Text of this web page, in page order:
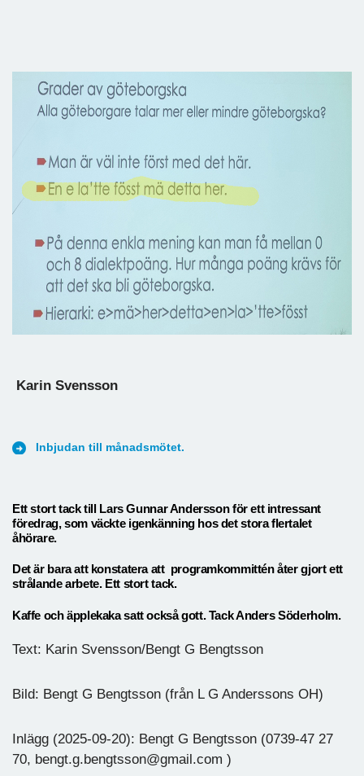
Karin Svensson
Inbjudan till månadsmötet.
Ett stort tack till Lars Gunnar Andersson för ett intressant
föredrag, som väckte igenkänning hos det stora flertalet
åhörare.
Det är bara att konstatera att programkommittén åter gjort ett
strålande arbete. Ett stort tack.
Kaffe och äpplekaka satt också gott. Tack Anders Söderholm.
Text: Karin Svensson/Bengt G Bengtsson
Bild: Bengt G Bengtsson (från L G Anderssons OH)
Inlägg (2025-09-20): Bengt G Bengtsson (0739-47 27
70, bengt.g.bengtsson@gmail.com )